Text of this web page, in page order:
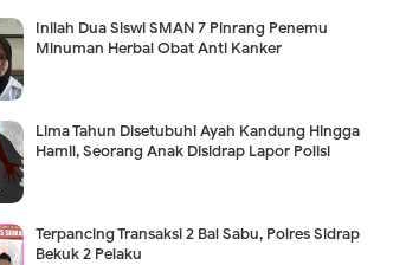
Inilah Dua Siswi SMAN 7 Pinrang Penemu
Minuman Herbal Obat Anti Kanker
Lima Tahun Disetubuhi Ayah Kandung Hingga
Hamil, Seorang Anak Disidrap Lapor Polisi
Terpancing Transaksi 2 Bal Sabu, Polres Sidrap
Bekuk 2 Pelaku